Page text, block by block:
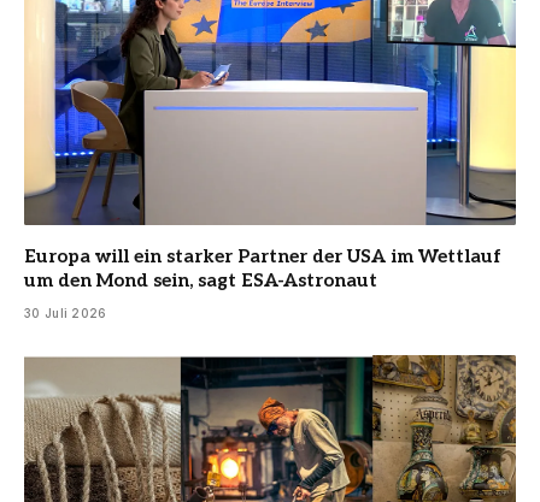
Europa will ein starker Partner der USA im Wettlauf
um den Mond sein, sagt ESA-Astronaut
30 Juli 2026